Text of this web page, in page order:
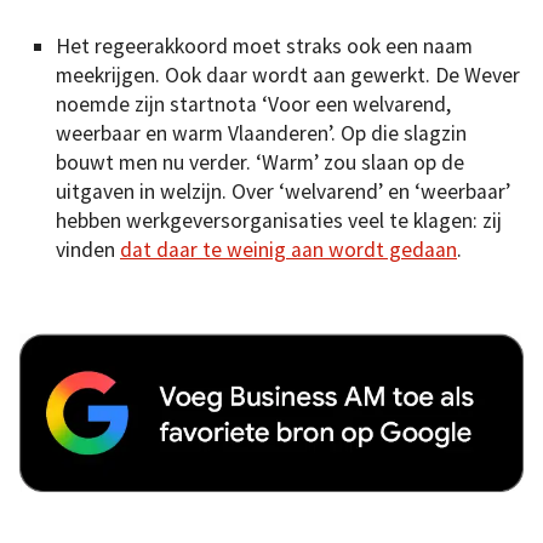
Het regeerakkoord moet straks ook een naam
meekrijgen. Ook daar wordt aan gewerkt. De Wever
noemde zijn startnota ‘Voor een welvarend,
weerbaar en warm Vlaanderen’. Op die slagzin
bouwt men nu verder. ‘Warm’ zou slaan op de
uitgaven in welzijn. Over ‘welvarend’ en ‘weerbaar’
hebben werkgeversorganisaties veel te klagen: zij
vinden dat daar te weinig aan wordt gedaan.